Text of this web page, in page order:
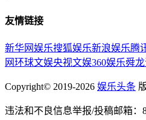
友情链接
新华网娱乐搜狐娱乐新浪娱乐腾
网环球文娱央视文娱360娱乐舜
Copyright© 2019-2026 娱乐头条
违法和不良信息举报/投稿邮箱：